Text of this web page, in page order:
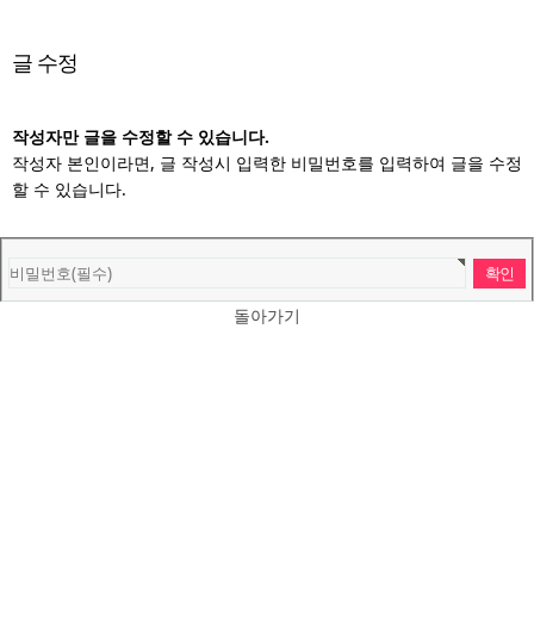
글 수정
작성자만 글을 수정할 수 있습니다.
작성자 본인이라면, 글 작성시 입력한 비밀번호를 입력하여 글을 수정
할 수 있습니다.
돌아가기